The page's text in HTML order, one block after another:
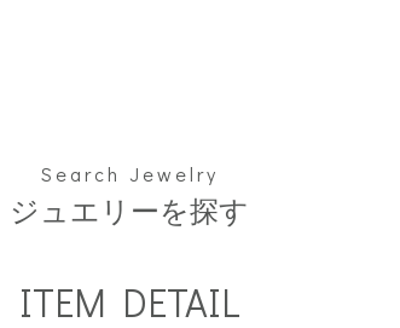
Search Jewelry
ジュエリーを探す
ITEM DETAIL